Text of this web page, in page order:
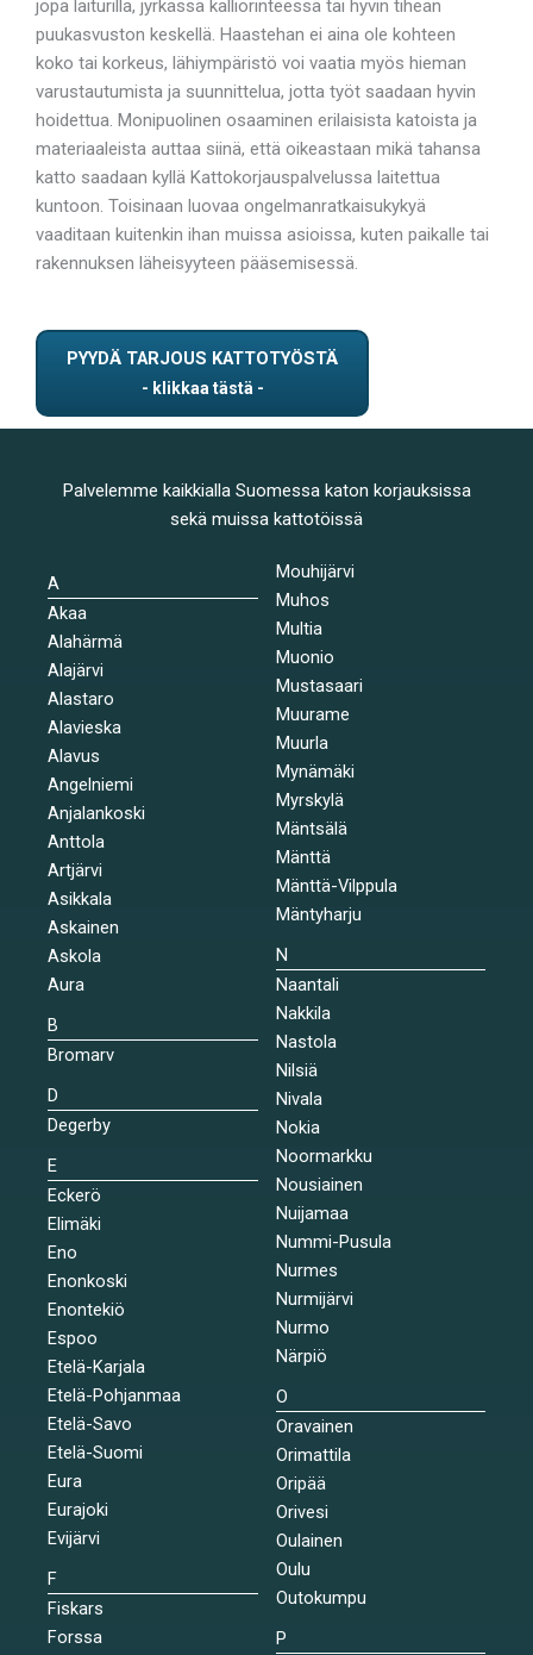
jopa laiturilla, jyrkässä kalliorinteessä tai hyvin tiheän
puukasvuston keskellä. Haastehan ei aina ole kohteen
koko tai korkeus, lähiympäristö voi vaatia myös hieman
varustautumista ja suunnittelua, jotta työt saadaan hyvin
hoidettua. Monipuolinen osaaminen erilaisista katoista ja
materiaaleista auttaa siinä, että oikeastaan mikä tahansa
katto saadaan kyllä Kattokorjauspalvelussa laitettua
kuntoon. Toisinaan luovaa ongelmanratkaisukykyä
vaaditaan kuitenkin ihan muissa asioissa, kuten paikalle tai
rakennuksen läheisyyteen pääsemisessä.
PYYDÄ TARJOUS KATTOTYÖSTÄ
Palvelemme kaikkialla Suomessa katon korjauksissa
sekä muissa kattotöissä
A
Akaa
Alahärmä
Alajärvi
Alastaro
Alavieska
Alavus
Angelniemi
Anjalankoski
Anttola
Artjärvi
Asikkala
Askainen
Askola
Aura
B
Bromarv
D
Degerby
E
Eckerö
Elimäki
Eno
Enonkoski
Enontekiö
Espoo
Etelä-Karjala
Etelä-Pohjanmaa
Etelä-Savo
Etelä-Suomi
Eura
Eurajoki
Evijärvi
F
Fiskars
Forssa
Mouhijärvi
Muhos
Multia
Muonio
Mustasaari
Muurame
Muurla
Mynämäki
Myrskylä
Mäntsälä
Mänttä
Mänttä-Vilppula
Mäntyharju
N
Naantali
Nakkila
Nastola
Nilsiä
Nivala
Nokia
Noormarkku
Nousiainen
Nuijamaa
Nummi-Pusula
Nurmes
Nurmijärvi
Nurmo
Närpiö
O
Oravainen
Orimattila
Oripää
Orivesi
Oulainen
Oulu
Outokumpu
P